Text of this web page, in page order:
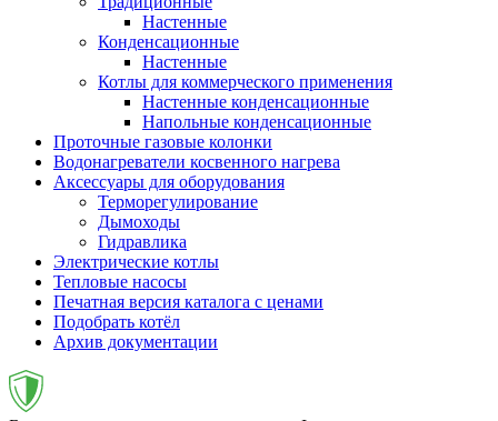
Настенные
Конденсационные
Настенные
Котлы для коммерческого применения
Настенные конденсационные
Напольные конденсационные
Проточные газовые колонки
Водонагреватели косвенного нагрева
Аксессуары для оборудования
Терморегулирование
Дымоходы
Гидравлика
Электрические котлы
Тепловые насосы
Печатная версия каталога с ценами
Подобрать котёл
Архив документации